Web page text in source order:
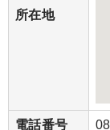
所在地
電話番号